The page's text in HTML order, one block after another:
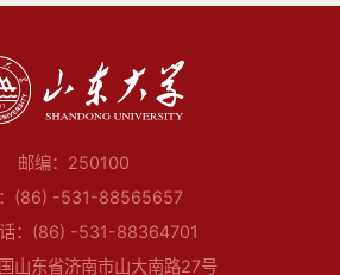
邮编：250100
(86) -531-88565657
：(86) -531-88364701
山东省济南市山大南路27号